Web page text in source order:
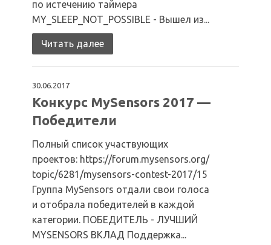
по истечению таймера
MY_SLEEP_NOT_POSSIBLE - Вышел из...
Читать далее
30.06.2017
Конкурс MySensors 2017 —
Победители
Полный список участвующих
проектов: https://forum.mysensors.org/
topic/6281/mysensors-contest-2017/15
Группа MySensors отдали свои голоса
и отобрала победителей в каждой
категории. ПОБЕДИТЕЛЬ - ЛУЧШИЙ
MYSENSORS ВКЛАД Поддержка...